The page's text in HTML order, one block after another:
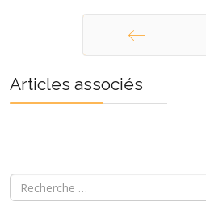
Précédent
Articles associés